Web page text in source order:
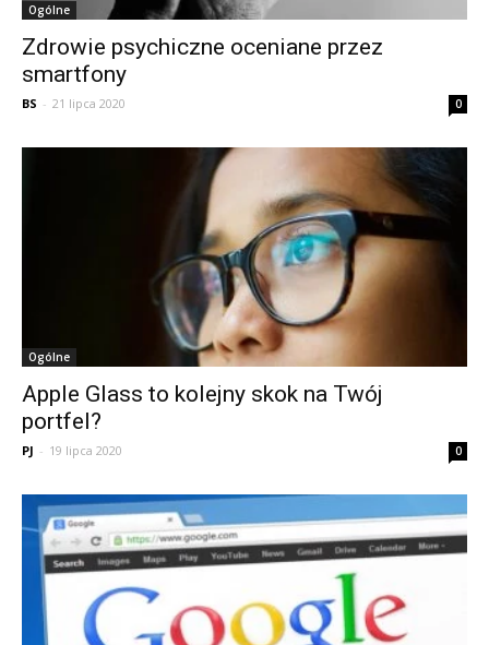
Ogólne
Zdrowie psychiczne oceniane przez
smartfony
BS - 21 lipca 2020 0
Ogólne
Apple Glass to kolejny skok na Twój
portfel?
PJ - 19 lipca 2020 0